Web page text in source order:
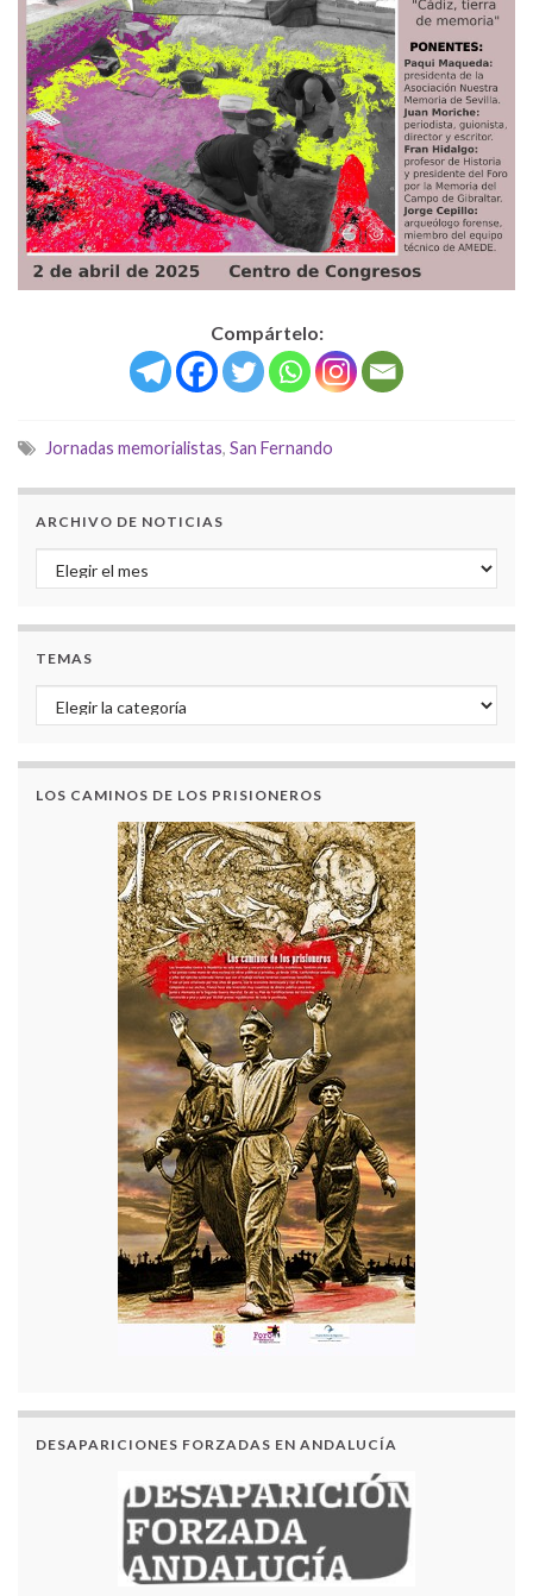
Compártelo:
Jornadas memorialistas, San Fernando
ARCHIVO DE NOTICIAS
Archivo de noticias
TEMAS
Temas
LOS CAMINOS DE LOS PRISIONEROS
DESAPARICIONES FORZADAS EN ANDALUCÍA